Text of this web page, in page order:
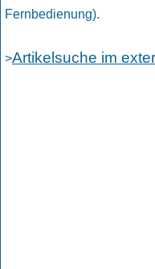
Fernbedienung).
>Artikelsuche im